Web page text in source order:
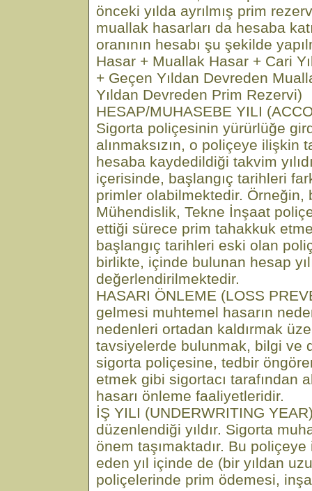
önceki yılda ayrılmış prim
muallak hasarları da hesaba
oranının hesabı şu şekilde
Hasar + Muallak Hasar + Cari
+ Geçen Yıldan Devreden
Yıldan Devreden Prim Rezervi)
HESAP/MUHASEBE YILI
Sigorta poliçesinin yürürlüğe
alınmaksızın, o poliçeye ilişkin
hesaba kaydedildiği takvim
içerisinde, başlangıç tarihleri
primler olabilmektedir. Örneğin,
Mühendislik, Tekne İnşaat
ettiği sürece prim tahakkuk
başlangıç tarihleri eski olan
birlikte, içinde bulunan hesap
değerlendirilmektedir.
HASARI ÖNLEME (LOSS
gelmesi muhtemel hasarın
nedenleri ortadan kaldırmak
tavsiyelerde bulunmak, bilgi ve
sigorta poliçesine, tedbir
etmek gibi sigortacı tarafından
hasarı önleme faaliyetleridir.
İŞ YILI (UNDERWRITING
düzenlendiği yıldır. Sigorta
önem taşımaktadır. Bu
eden yıl içinde de (bir yıldan
poliçelerinde prim ödemesi,